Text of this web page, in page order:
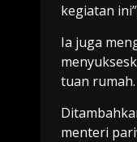
kegiatan
Ia juga
tuan rumah.
menteri